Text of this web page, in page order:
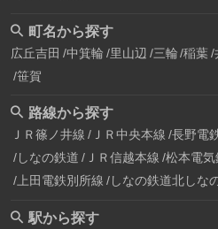
町名から探す
広丘吉田 中箕輪 里山辺 三輪 稲葉
笹賀
路線から探す
ＪＲ篠ノ井線 ＪＲ中央本線 長野電
しなの鉄道 ＪＲ信越本線 松本電気
上田電鉄別所線 しなの鉄道北しな
駅から探す